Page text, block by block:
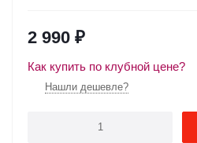
2 990 ₽
Как купить по клубной цене?
Нашли дешевле?